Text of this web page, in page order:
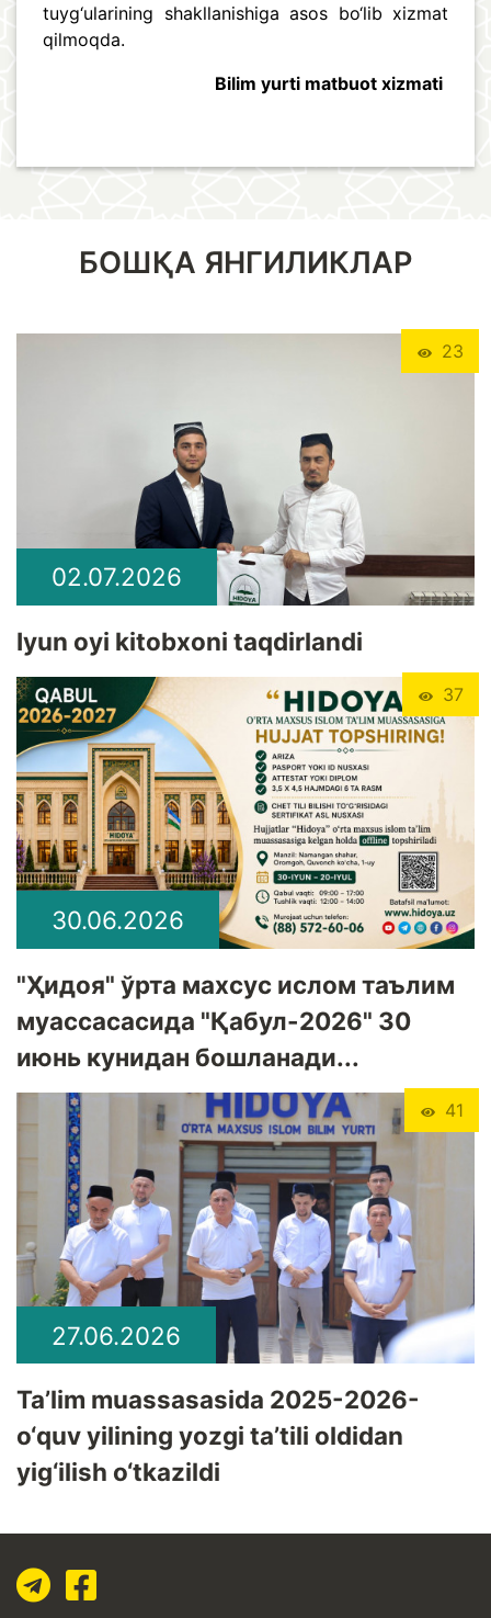
tuyg‘ularining shakllanishiga asos bo‘lib xizmat
qilmoqda.
Bilim yurti matbuot xizmati
БОШҚА ЯНГИЛИКЛАР
23
02.07.2026
Iyun oyi kitobxoni taqdirlandi
37
30.06.2026
"Ҳидоя" ўрта махсус ислом таълим
муассасасида "Қабул-2026" 30
июнь кунидан бошланади...
41
27.06.2026
Ta’lim muassasasida 2025-2026-
o‘quv yilining yozgi ta’tili oldidan
yig‘ilish o‘tkazildi